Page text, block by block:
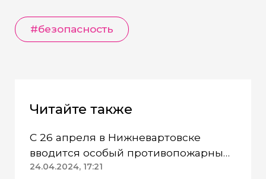
#безопасность
Читайте также
С 26 апреля в Нижневартовске
вводится особый противопожарный
режим
24.04.2024, 17:21